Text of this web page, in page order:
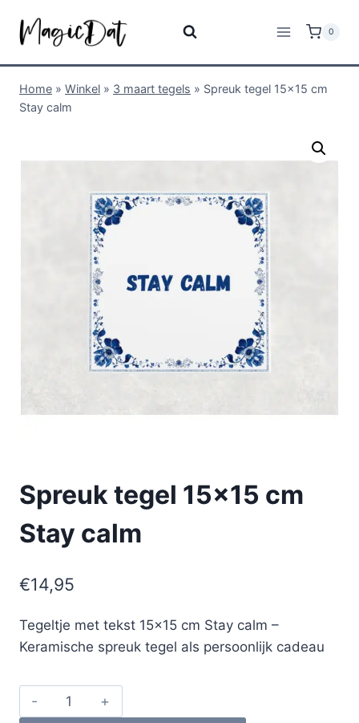
0
Home » Winkel » 3 maart tegels » Spreuk tegel 15×15 cm
Stay calm
Spreuk tegel 15×15 cm
Stay calm
€14,95
Tegeltje met tekst 15×15 cm Stay calm –
Keramische spreuk tegel als persoonlijk cadeau